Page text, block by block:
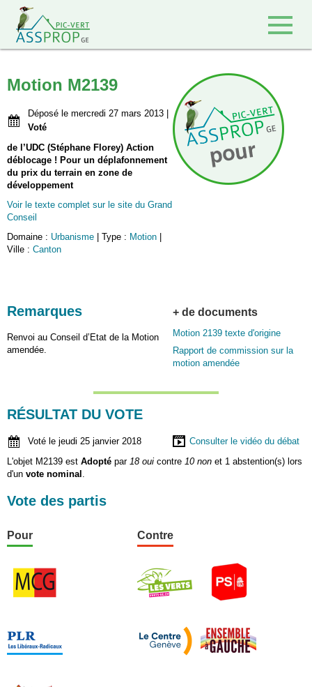
Motion M2139
Déposé le mercredi 27 mars 2013 |
Voté
de l’UDC (Stéphane Florey) Action
déblocage ! Pour un déplafonnement
du prix du terrain en zone de
développement
Voir le texte complet sur le site du Grand
Conseil
Domaine : Urbanisme | Type : Motion
Ville : Canton
Remarques
Renvoi au Conseil d’Etat de la Motion
amendée.
+ de documents
Motion 2139 texte d'origine
Rapport de commission sur la
motion amendée
RÉSULTAT DU VOTE
Voté le jeudi 25 janvier 2018
Consulter le vidéo du débat
L'objet M2139 est Adopté par 18 oui contre 10 non et 1 abstention(s) lors
d'un vote nominal .
Vote des partis
Pour Contre